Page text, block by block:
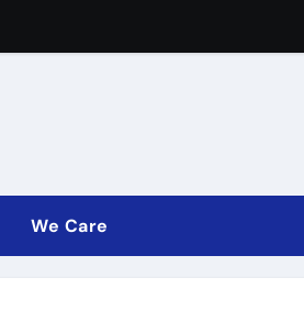
We Care